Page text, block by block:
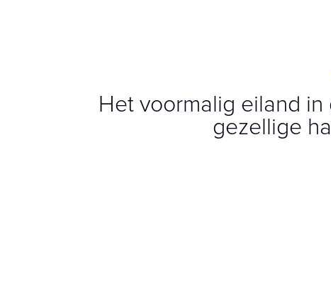
Het voormalig eiland
gezellige